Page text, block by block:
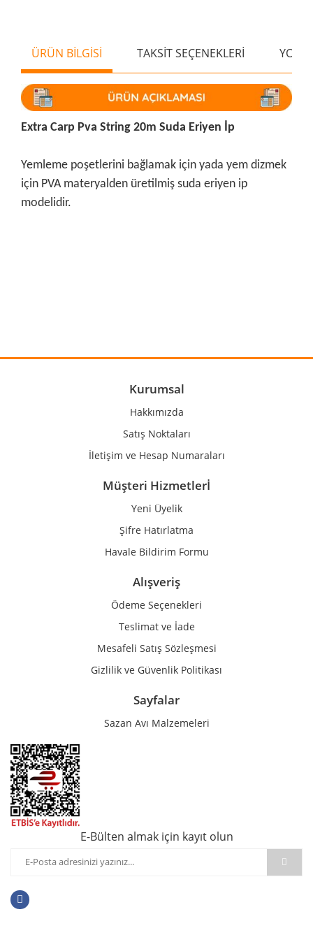
ÜRÜN BİLGİSİ TAKSİT SEÇENEKLERİ
Extra Carp Pva String 20m Suda Eriyen İp
Yemleme poşetlerini bağlamak için yada yem dizmek
için PVA materyalden üretilmiş suda eriyen ip
modelidir.
Ürün açıklamasında eksik bilgiler bulunuyor.
Ürün bilgilerinde hatalar bulunuyor.
Gönder
Kurumsal
Hakkımızda
Satış Noktaları
İletişim ve Hesap Numaraları
Müşteri Hizmetlerİ
Yeni Üyelik
Şifre Hatırlatma
Havale Bildirim Formu
Alışveriş
Ödeme Seçenekleri
Teslimat ve İade
Mesafeli Satış Sözleşmesi
Gizlilik ve Güvenlik Politikası
Sayfalar
Sazan Avı Malzemeleri
E-Bülten almak için kayıt olun